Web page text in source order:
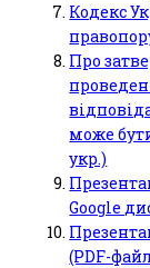
Кодекс
Про
може
укр.)
Google
(PDF-